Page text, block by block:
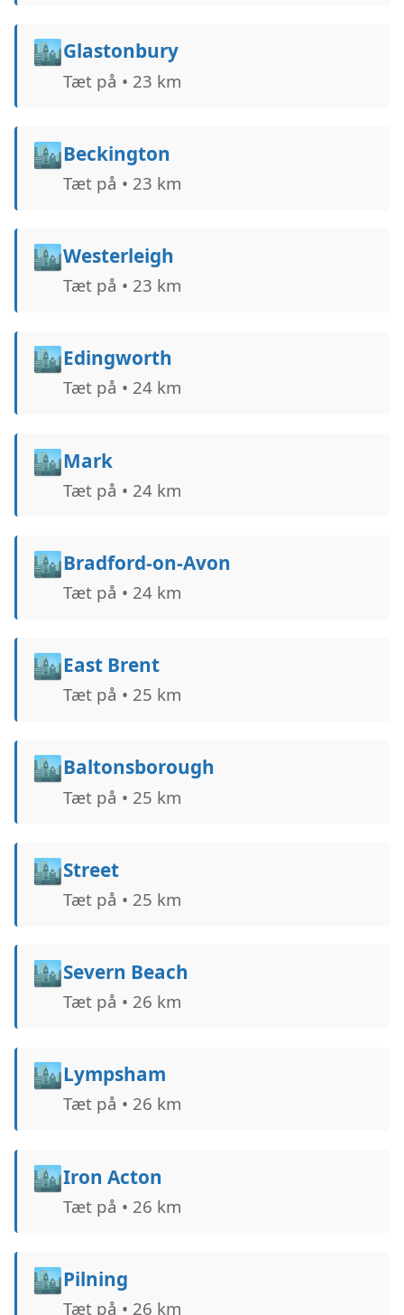
🏙️Glastonbury
Tæt på • 23 km
🏙️Beckington
Tæt på • 23 km
🏙️Westerleigh
Tæt på • 23 km
🏙️Edingworth
Tæt på • 24 km
🏙️Mark
Tæt på • 24 km
🏙️Bradford-on-Avon
Tæt på • 24 km
🏙️East Brent
Tæt på • 25 km
🏙️Baltonsborough
Tæt på • 25 km
🏙️Street
Tæt på • 25 km
🏙️Severn Beach
Tæt på • 26 km
🏙️Lympsham
Tæt på • 26 km
🏙️Iron Acton
Tæt på • 26 km
🏙️Pilning
Tæt på • 26 km